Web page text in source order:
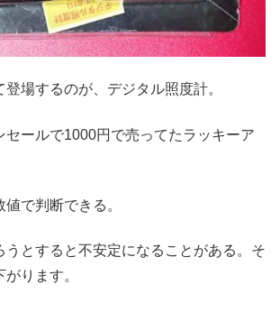
場するのが、デジタル照度計。
セールで1000円で売ってたラッキーア
で判断できる。
うとすると不安定になることがある。そ
ります。